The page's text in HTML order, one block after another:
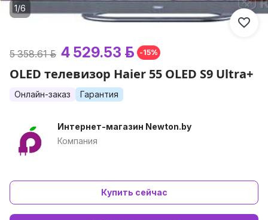
1/6
5 358.61 р. 4 529.53 р. -15%
OLED телевизор Haier 55 OLED S9 Ultra+
Онлайн-заказ Гарантия
Интернет-магазин Newton.by
Компания
Купить сейчас